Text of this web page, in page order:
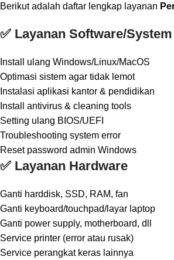
Berikut adalah daftar lengkap layanan
✅ Layanan Software/System
Install ulang Windows/Linux/MacOS
Optimasi sistem agar tidak lemot
Instalasi aplikasi kantor & pendidikan
Install antivirus & cleaning tools
Setting ulang BIOS/UEFI
Troubleshooting system error
Reset password admin Windows
✅ Layanan Hardware
Ganti harddisk, SSD, RAM, fan
Ganti keyboard/touchpad/layar laptop
Ganti power supply, motherboard, dll
Service printer (error atau rusak)
Service perangkat keras lainnya